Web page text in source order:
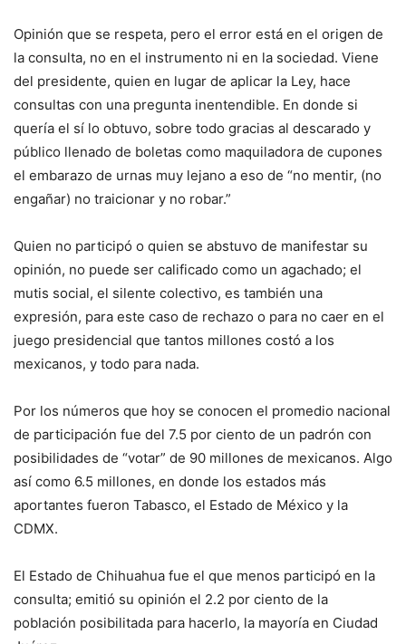
Opinión que se respeta, pero el error está en el origen de
la consulta, no en el instrumento ni en la sociedad. Viene
del presidente, quien en lugar de aplicar la Ley, hace
consultas con una pregunta inentendible. En donde si
quería el sí lo obtuvo, sobre todo gracias al descarado y
público llenado de boletas como maquiladora de cupones
el embarazo de urnas muy lejano a eso de “no mentir, (no
engañar) no traicionar y no robar.”
Quien no participó o quien se abstuvo de manifestar su
opinión, no puede ser calificado como un agachado; el
mutis social, el silente colectivo, es también una
expresión, para este caso de rechazo o para no caer en el
juego presidencial que tantos millones costó a los
mexicanos, y todo para nada.
Por los números que hoy se conocen el promedio nacional
de participación fue del 7.5 por ciento de un padrón con
posibilidades de “votar” de 90 millones de mexicanos. Algo
así como 6.5 millones, en donde los estados más
aportantes fueron Tabasco, el Estado de México y la
CDMX.
El Estado de Chihuahua fue el que menos participó en la
consulta; emitió su opinión el 2.2 por ciento de la
población posibilitada para hacerlo, la mayoría en Ciudad